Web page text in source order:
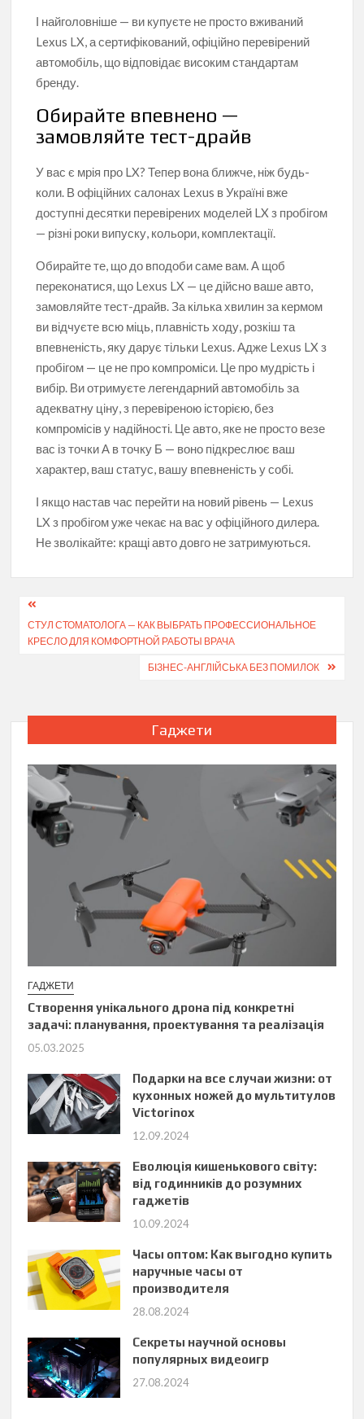
І найголовніше — ви купуєте не просто вживаний
Lexus LX, а сертифікований, офіційно перевірений
автомобіль, що відповідає високим стандартам
бренду.
Обирайте впевнено —
замовляйте тест-драйв
У вас є мрія про LX? Тепер вона ближче, ніж будь-
коли. В офіційних салонах Lexus в Україні вже
доступні десятки перевірених моделей LX з пробігом
— різні роки випуску, кольори, комплектації.
Обирайте те, що до вподоби саме вам. А щоб
переконатися, що Lexus LX — це дійсно ваше авто,
замовляйте тест-драйв. За кілька хвилин за кермом
ви відчуєте всю міць, плавність ходу, розкіш та
впевненість, яку дарує тільки Lexus. Адже Lexus LX з
пробігом — це не про компроміси. Це про мудрість і
вибір. Ви отримуєте легендарний автомобіль за
адекватну ціну, з перевіреною історією, без
компромісів у надійності. Це авто, яке не просто везе
вас із точки А в точку Б — воно підкреслює ваш
характер, ваш статус, вашу впевненість у собі.
І якщо настав час перейти на новий рівень — Lexus
LX з пробігом уже чекає на вас у офіційного дилера.
Не зволікайте: кращі авто довго не затримуються.
Навігація
записів
СТУЛ СТОМАТОЛОГА — КАК ВЫБРАТЬ ПРОФЕССИОНАЛЬНОЕ
КРЕСЛО ДЛЯ КОМФОРТНОЙ РАБОТЫ ВРАЧА
БІЗНЕС-АНГЛІЙСЬКА БЕЗ ПОМИЛОК
Гаджети
ГАДЖЕТИ
Створення унікального дрона під конкретні
задачі: планування, проектування та реалізація
05.03.2025
Подарки на все случаи жизни: от
кухонных ножей до мультитулов
Victorinox
12.09.2024
Еволюція кишенькового світу:
від годинників до розумних
гаджетів
10.09.2024
Часы оптом: Как выгодно купить
наручные часы от
производителя
28.08.2024
Секреты научной основы
популярных видеоигр
27.08.2024